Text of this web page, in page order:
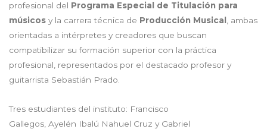
profesional del Programa Especial de Titulación para
músicos y la carrera técnica de Producción Musical , ambas
orientadas a intérpretes y creadores que buscan
compatibilizar su formación superior con la práctica
profesional, representados por el destacado profesor y
guitarrista Sebastián Prado.
Tres estudiantes del instituto: Francisco
Gallegos, Ayelén Ibalú Nahuel Cruz y Gabriel